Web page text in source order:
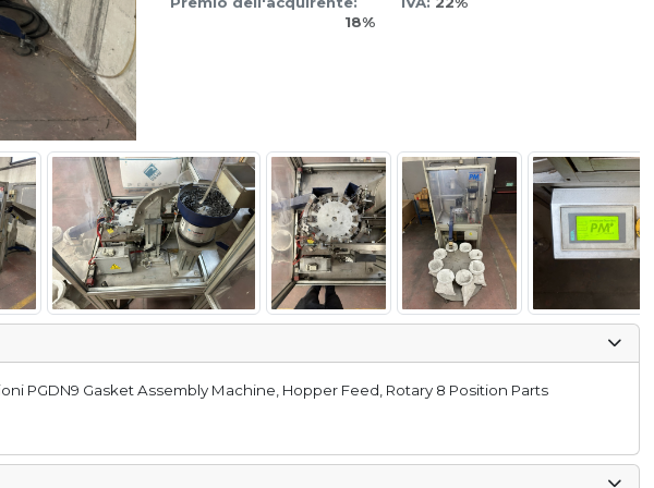
18%
PGDN9 Gasket Assembly Machine, Hopper Feed, Rotary 8 Position Parts